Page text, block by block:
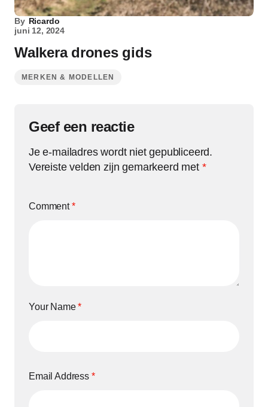
By Ricardo
juni 12, 2024
Walkera drones gids
MERKEN & MODELLEN
Geef een reactie
Je e-mailadres wordt niet gepubliceerd.
Vereiste velden zijn gemarkeerd met *
Comment*
Your Name*
Email Address *